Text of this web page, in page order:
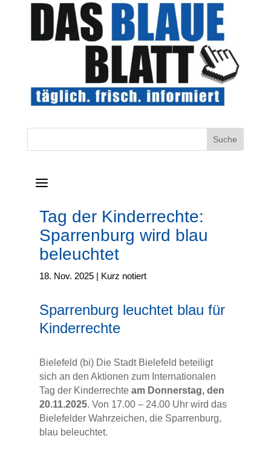
a
Tag der Kinderrechte:
Sparrenburg wird blau
beleuchtet
18. Nov. 2025| Kurz notiert
Sparrenburg leuchtet blau für
Kinderrechte
Bielefeld (bi) Die Stadt Bielefeld beteiligt
sich an den Aktionen zum Internationalen
Tag der Kinderrechte am Donnerstag, den
20.11.2025. Von 17.00 – 24.00 Uhr wird das
Bielefelder Wahrzeichen, die Sparrenburg,
blau beleuchtet.